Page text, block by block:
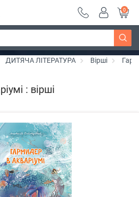
грн ~ 250 грн ~
Дізнатись більше
0
ДИТЯЧА ЛІТЕРАТУРА Вірші
: вірші